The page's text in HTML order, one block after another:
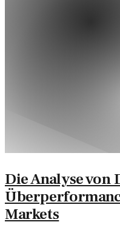
Die Analyse von
Markets